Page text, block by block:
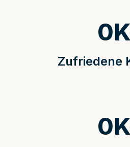
Zufriedene
0K
0K